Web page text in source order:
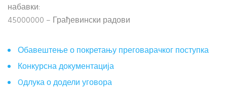
набавки:
45000000 – Грађевински радови
Обавештење о покретању преговарачког поступка
Конкурсна документација
Oдлука о додели уговора